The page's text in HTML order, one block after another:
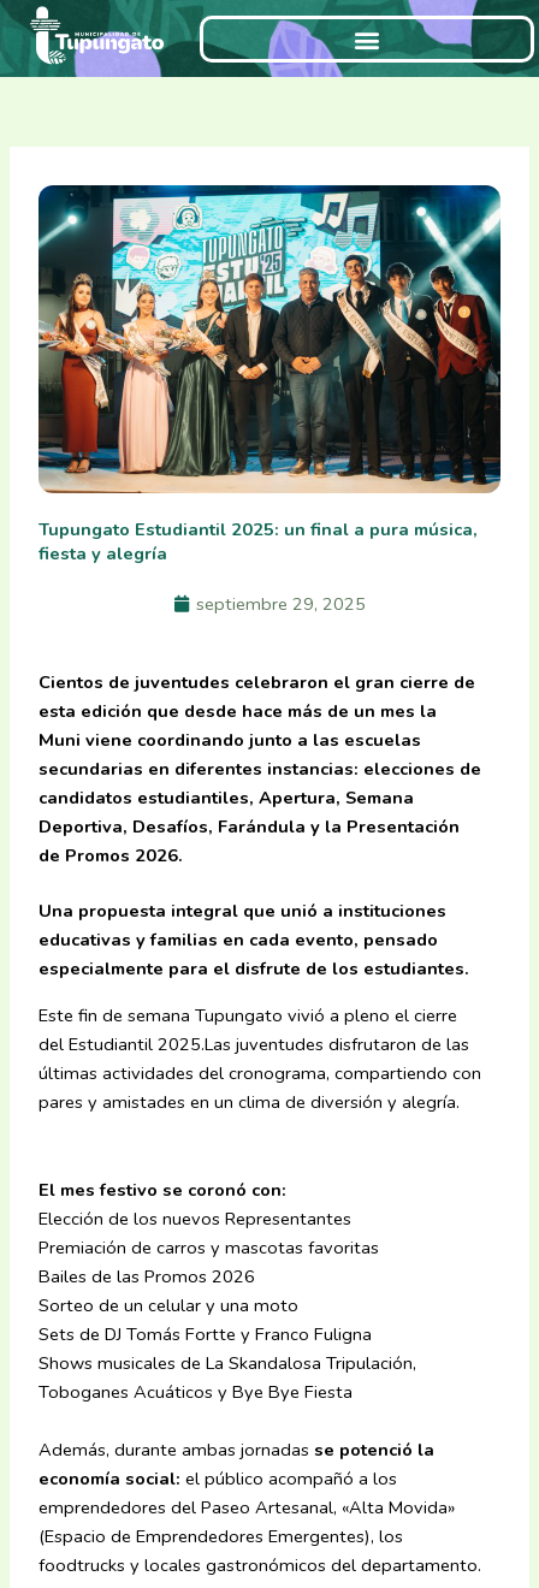
Ir
contenido
Tupungato Estudiantil 2025: un final a pura música,
fiesta y alegría
septiembre 29, 2025
Cientos de juventudes celebraron el gran cierre de
esta edición que desde hace más de un mes la
Muni viene coordinando junto a las escuelas
secundarias en diferentes instancias: elecciones de
candidatos estudiantiles, Apertura, Semana
Deportiva, Desafíos, Farándula y la Presentación
de Promos 2026.
Una propuesta integral que unió a instituciones
educativas y familias en cada evento, pensado
especialmente para el disfrute de los estudiantes.
Este fin de semana Tupungato vivió a pleno el cierre
del Estudiantil 2025.Las juventudes disfrutaron de las
últimas actividades del cronograma, compartiendo con
pares y amistades en un clima de diversión y alegría.
El mes festivo se coronó con:
Elección de los nuevos Representantes
Premiación de carros y mascotas favoritas
Bailes de las Promos 2026
Sorteo de un celular y una moto
Sets de DJ Tomás Fortte y Franco Fuligna
Shows musicales de La Skandalosa Tripulación,
Toboganes Acuáticos y Bye Bye Fiesta
Además, durante ambas jornadasse potenció la
economía social: el público acompañó a los
emprendedores del Paseo Artesanal, «Alta Movida»
(Espacio de Emprendedores Emergentes), los
foodtrucks y locales gastronómicos del departamento.